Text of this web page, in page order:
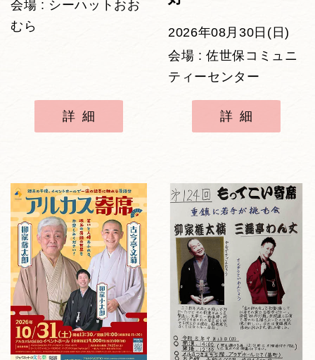
会場 : シーハットおお
むら
詳細
2026年08月30日(日)
会場 : 佐世保コミュニ
ティーセンター
詳細